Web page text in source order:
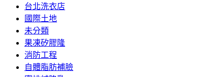
台北洗衣店
國際土地
未分類
果凍矽膠隆
消防工程
自體脂肪補臉